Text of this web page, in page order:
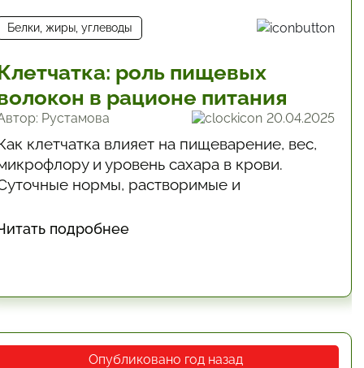
Белки, жиры, углеводы
роль пищевых
в рационе питания
Рустамова 20.04.2025
клетчатка влияет на пищеварение, вес,
и уровень сахара в крови.
нормы, растворимые и
подробнее
Опубликовано год назад